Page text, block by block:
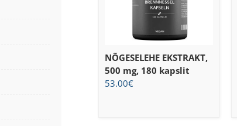
NÕGESELEHE EKSTRAKT,
500 mg, 180 kapslit
53.00€